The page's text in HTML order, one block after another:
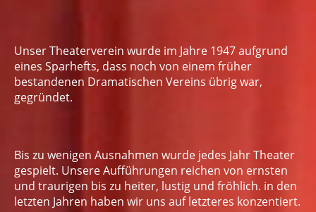
Unser Theaterverein wurde im Jahre 1947 aufgrund
eines Sparhefts, dass noch von einem früher
bestandenen Dramatischen Vereins übrig war,
gegründet.
Bis zu wenigen Ausnahmen wurde jedes Jahr Theater
gespielt. Unsere Aufführungen reichen von ernsten
und traurigen bis zu heiter, lustig und fröhlich. in den
letzten Jahren haben wir uns auf letzteres konzentiert.